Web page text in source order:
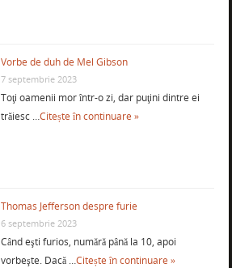
Vorbe de duh de Mel Gibson
7 septembrie 2023
Toţi oamenii mor într-o zi, dar puţini dintre ei
trăiesc …Citește în continuare »
Thomas Jefferson despre furie
6 septembrie 2023
Când eşti furios, numără până la 10, apoi
vorbeşte. Dacă …Citește în continuare »